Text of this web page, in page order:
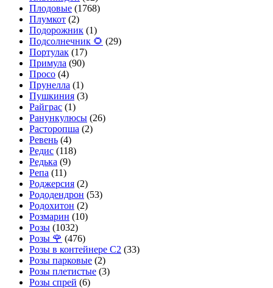
Плодовые (1768)
Плумкот (2)
Подорожник (1)
Подсолнечник 🌻 (29)
Портулак (17)
Примула (90)
Просо (4)
Прунелла (1)
Пушкиния (3)
Райграс (1)
Ранункулюсы (26)
Расторопша (2)
Ревень (4)
Редис (118)
Редька (9)
Репа (11)
Роджерсия (2)
Рододендрон (53)
Родохитон (2)
Розмарин (10)
Розы (1032)
Розы 🌹 (476)
Розы в контейнере С2 (33)
Розы парковые (2)
Розы плетистые (3)
Розы спрей (6)